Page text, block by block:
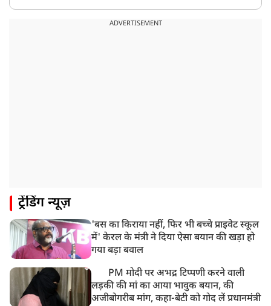
भारत समेत 5 देशों पर 100% टैरिफ
ADVERTISEMENT
ट्रेंडिंग न्यूज़
'बस का किराया नहीं, फिर भी बच्चे प्राइवेट स्कूल
में' केरल के मंत्री ने दिया ऐसा बयान की खड़ा हो
गया बड़ा बवाल
PM मोदी पर अभद्र टिप्पणी करने वाली
लड़की की मां का आया भावुक बयान, की
अजीबोगरीब मांग, कहा-बेटी को गोद लें प्रधानमंत्री